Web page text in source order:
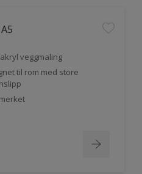
veggmaling
til rom med store